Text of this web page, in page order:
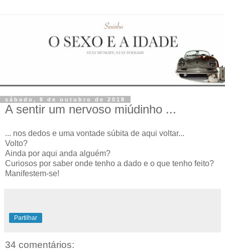
sábado, 6 de outubro de 2018
A sentir um nervoso miúdinho ...
... nos dedos e uma vontade súbita de aqui voltar...
Volto?
Ainda por aqui anda alguém?
Curiosos por saber onde tenho a dado e o que tenho feito?
Manifestem-se!
Partilhar
34 comentários: